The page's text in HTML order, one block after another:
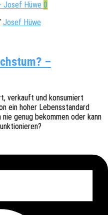
0
Josef Hüwe
–
verkauft und konsu­miert
ein hoher Lebens­stan­dard
genug bekom­men oder kann